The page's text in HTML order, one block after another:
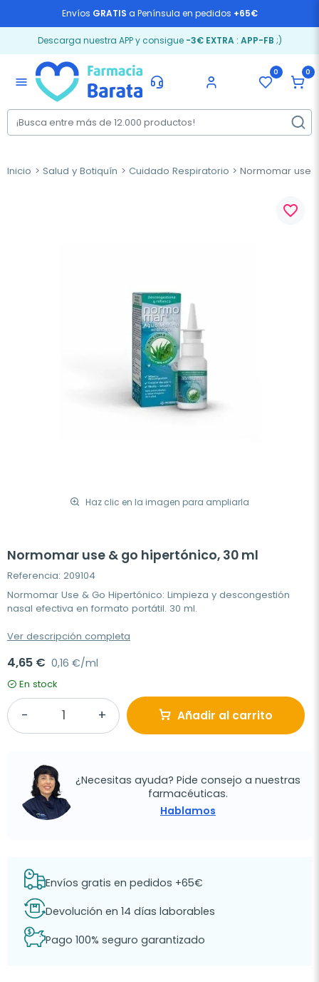
Envíos GRATIS a Península en pedidos +65€
Descarga nuestra APP y consigue -3€ EXTRA: APP-FB ;)
menu
0 0
Inicio Salud y Botiquín Cuidado Respiratorio Normomar use
Haz clic en la imagen para ampliarla
favorite_border
Normomar use & go hipertónico, 30 ml
Referencia: 209104
Normomar Use & Go Hipertónico: Limpieza y descongestión
nasal efectiva en formato portátil. 30 ml.
Ver descripción completa
4,65 € 0,16 €/ml
En stock
Añadir al carrito
¿Necesitas ayuda? Pide consejo a nuestras
farmacéuticas.
Hablamos
Envíos gratis en pedidos +65€
Devolución en 14 días laborables
Pago 100% seguro garantizado